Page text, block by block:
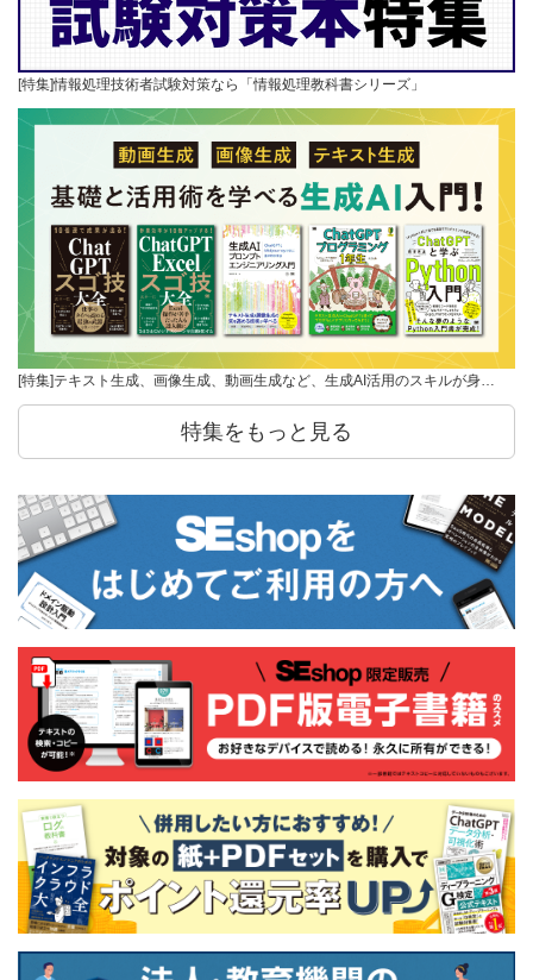
[特集]情報処理技術者試験対策なら「情報処理教科書シリーズ」
[特集]テキスト生成、画像生成、動画生成など、生成AI活用のスキルが身…
特集をもっと見る